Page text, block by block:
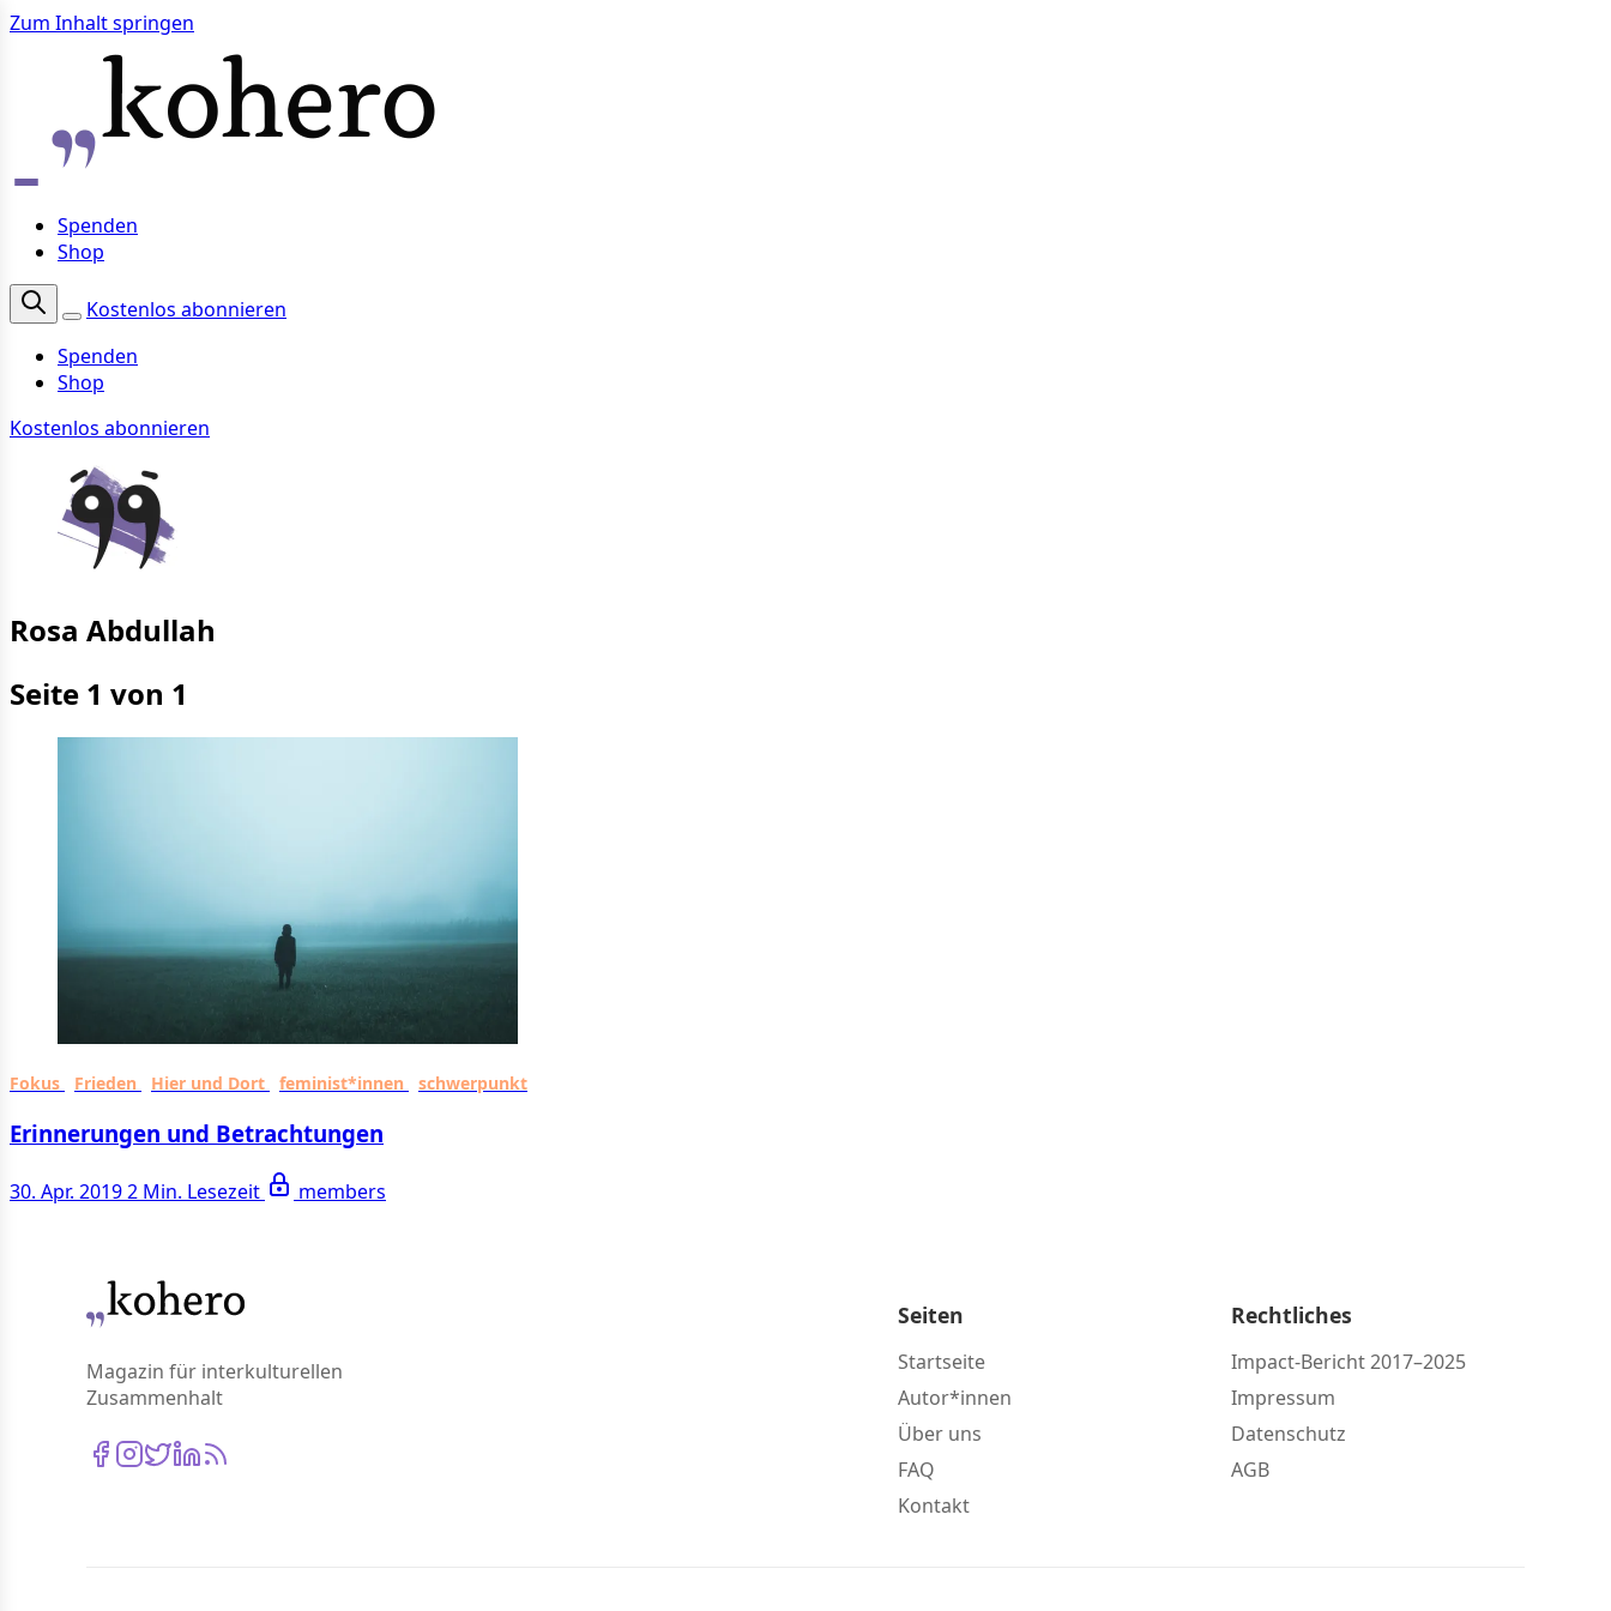
Zum Inhalt springen
Spenden
Shop
Kostenlos abonnieren
Spenden
Shop
Kostenlos abonnieren
Rosa Abdullah
Seite 1 von 1
Fokus Frieden Hier und Dort feminist*innen schwerpunkt
Erinnerungen und Betrachtungen
30. Apr. 20192 Min. Lesezeit members
Magazin für interkulturellen
Zusammenhalt
Seiten
Startseite
Autor*innen
Über uns
FAQ
Kontakt
Rechtliches
Impact-Bericht 2017–2025
Impressum
Datenschutz
AGB